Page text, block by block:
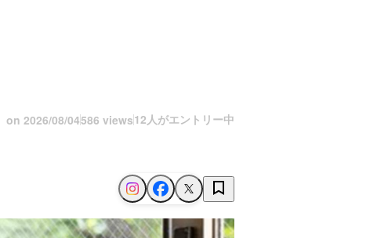
on 2026/08/04586 views12人がエントリー中